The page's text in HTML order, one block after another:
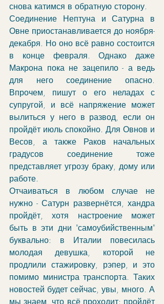
снова катимся в обратную сторону.
Соединение Нептуна и Сатурна в
Овне приостанавливается до ноября-
декабря. Но оно всё равно состоится
в конце февраля. Однако даже
Макрона пока не зацепило - а ведь
для него соединение опасно.
Впрочем, пишут о его неладах с
супругой, и всё напряжение может
вылиться у него в развод, если он
пройдёт июль спокойно. Для Овнов и
Весов, а также Раков начальных
градусов соединение тоже
представляет угрозу браку, дому или
работе.
Отчаиваться в любом случае не
нужно - Сатурн развернётся, хандра
пройдёт, хотя настроение может
быть в эти дни "самоубийственным"
буквально: в Италии повесилась
молодая девушка, которой не
продлили стажировку, рэпер, и это
помимо министра транспорта. Таких
новостей будет сейчас, увы, много. А
мы знаем, что всё проходит: пройдёт